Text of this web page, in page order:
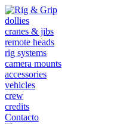
dollies
cranes & jibs
remote heads
rig systems
camera mounts
accessories
vehicles
crew
credits
Contacto